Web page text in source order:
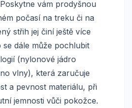
vám prodyšnou
počasí na treku či na
střih jej činí ještě více
dále může pochlubit
(nylonové jádro
vlny), která zaručuje
a pevnost materiálu, při
jemnosti vůči pokožce.